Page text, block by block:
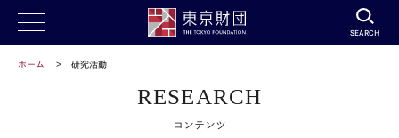
SEARCH
ホーム 研究活動
RESEARCH
コンテンツ